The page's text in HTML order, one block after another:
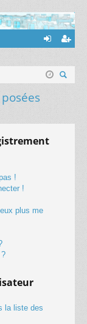
ne nr
!
!
plus me
la liste des